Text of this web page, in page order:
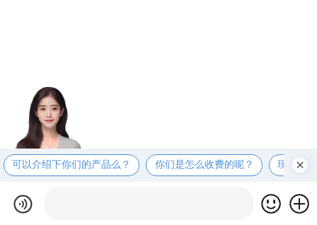
可以介绍下你们的产品么？ 你们是怎么收费的呢？ 现在有